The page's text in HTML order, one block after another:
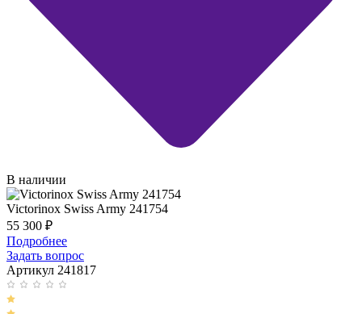
В наличии
Victorinox Swiss Army 241754
55 300 ₽
Подробнее
Задать вопрос
Артикул 241817